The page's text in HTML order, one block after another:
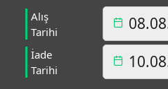
Alış
Tarihi
İade
Tarihi